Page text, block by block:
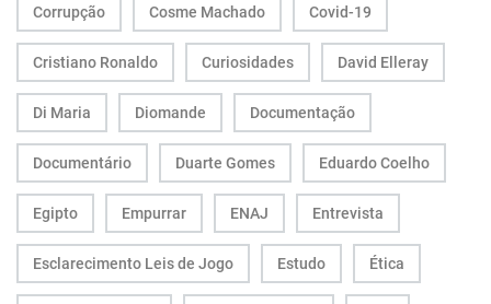
Corrupção Cosme Machado Covid-19
Cristiano Ronaldo Curiosidades David Elleray
Di Maria Diomande Documentação
Documentário Duarte Gomes Eduardo Coelho
Egipto Empurrar ENAJ Entrevista
Esclarecimento Leis de Jogo Estudo Ética